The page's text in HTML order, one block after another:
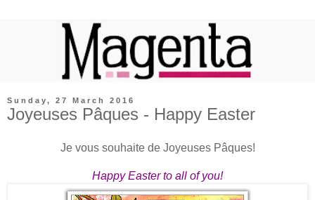
Sunday, 27 March 2016
Joyeuses Pâques - Happy Easter
Je vous souhaite de Joyeuses Pâques!
Happy Easter to all of you!